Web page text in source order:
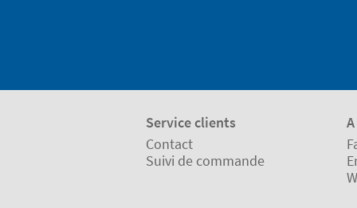
Service clients
Contact
Suivi de commande